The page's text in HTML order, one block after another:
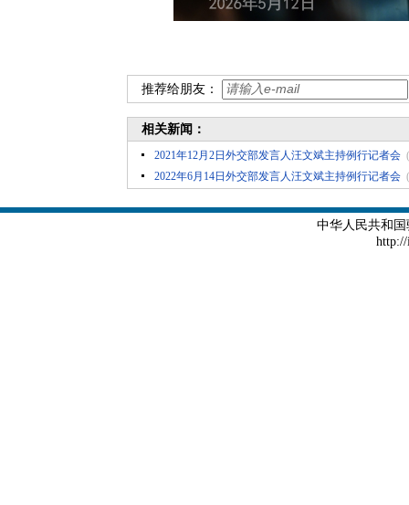
推荐给朋友：
相关新闻：
2021年12月2日外交部发言人汪文斌主持例行记者会
2022年6月14日外交部发言人汪文斌主持例行记者会
中华人民共和
http://